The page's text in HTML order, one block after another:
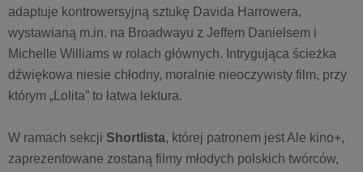
adaptuje kontrowersyjną sztukę Davida Harrowera,
wystawianą m.in. na Broadwayu z Jeffem Danielsem i
Michelle Williams w rolach głównych. Intrygująca ścieżka
dźwiękowa niesie chłodny, moralnie nieoczywisty film, przy
którym „Lolita” to łatwa lektura.
W ramach sekcji Shortlista, której patronem jest Ale kino+,
zaprezentowane zostaną filmy młodych polskich twórców,